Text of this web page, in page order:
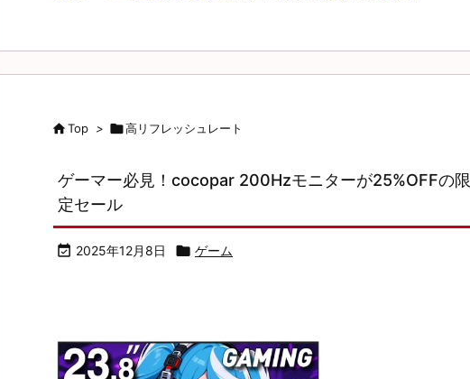
Top > 高リフレッシュレート
ゲーマー必見！cocopar 200Hzモニターが25%OFFの限
定セール
 2025年12月8日  ゲーム